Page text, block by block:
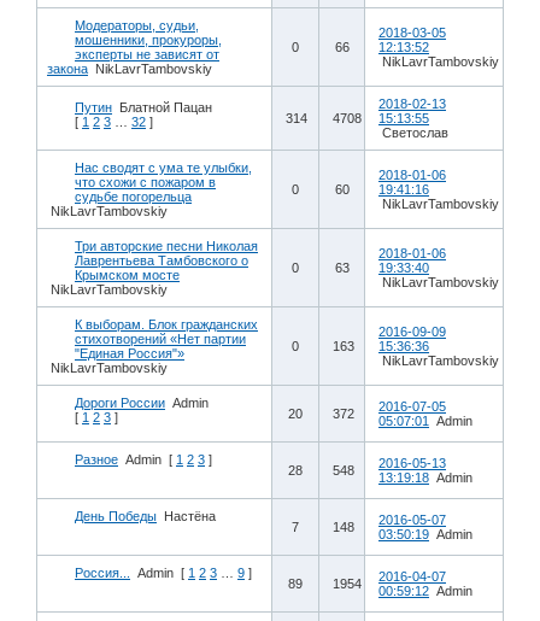
Модераторы, судьи,
мошенники, прокуроры,
эксперты не зависят от
закона NikLavrTambovskiy
0 66
2018-03-05
12:13:52
NikLavrTambovskiy
Путин Блатной Пацан
[ 1 2 3 32 ] 314 4708
2018-02-13
15:13:55
Cветослав
Нас сводят с ума те улыбки,
что схожи с пожаром в
судьбе погорельца
NikLavrTambovskiy
0 60
2018-01-06
19:41:16
NikLavrTambovskiy
Три авторские песни Николая
Лаврентьева Тамбовского о
Крымском мосте
NikLavrTambovskiy
0 63
2018-01-06
19:33:40
NikLavrTambovskiy
К выборам. Блок гражданских
стихотворений «Нет партии
"Единая Россия"»
NikLavrTambovskiy
0 163
2016-09-09
15:36:36
NikLavrTambovskiy
Дороги России Admin
[ 1 2 3 ] 20 372
2016-07-05
05:07:01
Admin
Разное Admin [ 1 2 3 ]
28 548
2016-05-13
13:19:18 Admin
День Победы Настёна
7 148
2016-05-07
03:50:19 Admin
Россия... Admin [ 1 2 3 9 ]
89 1954
2016-04-07
00:59:12 Admin